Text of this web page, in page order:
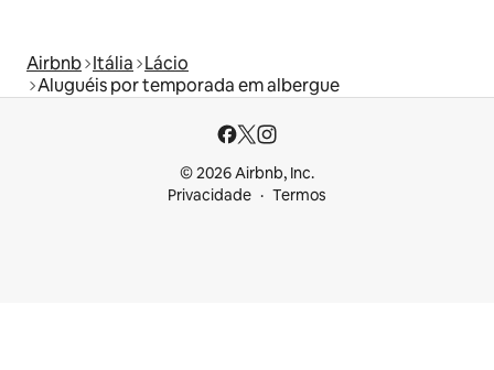
Airbnb Itália Lácio
Aluguéis por temporada em albergue
© 2026 Airbnb, Inc.
Privacidade
Termos